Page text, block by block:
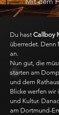
Du hast Callboy
überredet. Denn
an.
Nun gut, die
starten am
und dem
Blicke werfen wir
und Kultur.
am Dortmund-